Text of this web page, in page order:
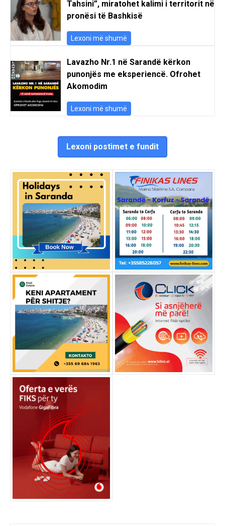
Tahsini”, miratohet kalimi i territorit në
pronësi të Bashkisë
Lexoni më shumë
Lavazho Nr.1 në Sarandë kërkon
punonjës me eksperiencë. Ofrohet
Akomodim
Lexoni më shumë
Lexoni postimet e fundit